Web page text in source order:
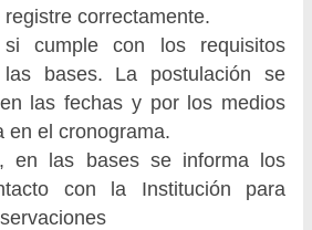
correctamente.
cumple con los requisitos
bases. La postulación se
las fechas y por los medios
en el cronograma.
en las bases se informa los
con la Institución para